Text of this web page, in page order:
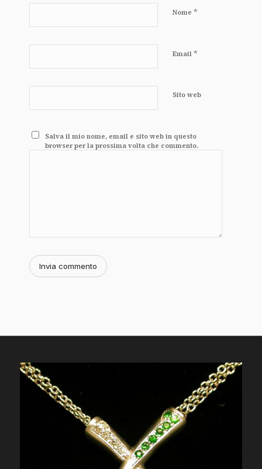
Nome *
Email *
Sito web
Salva il mio nome, email e sito web in questo
browser per la prossima volta che commento.